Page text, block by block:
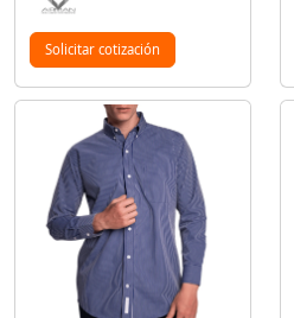
Solicitar cotización